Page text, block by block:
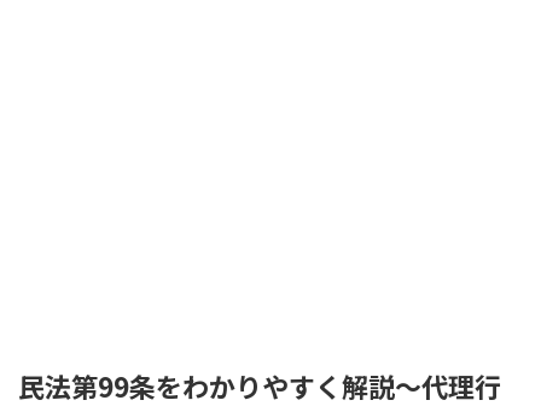
民法第99条をわかりやすく解説〜代理行